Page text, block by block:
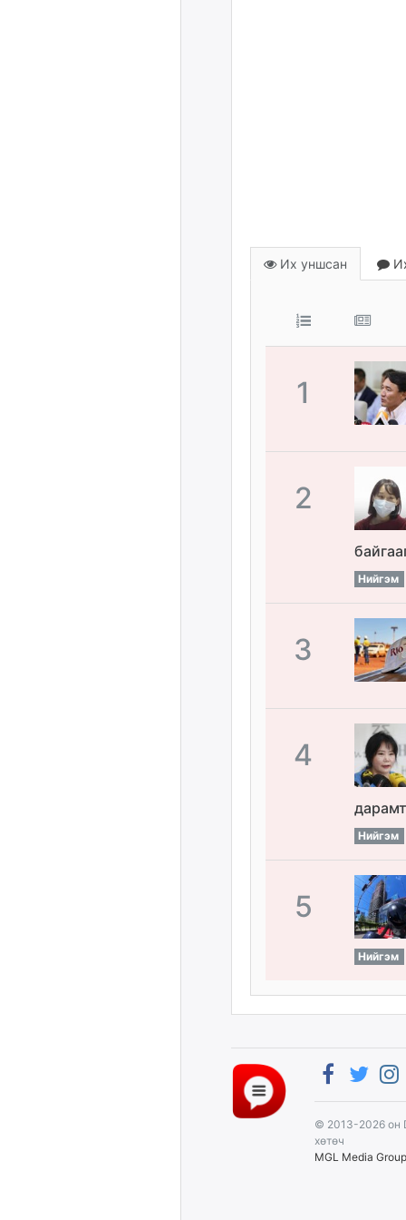
Их уншсан
1
2
Нийгэм
3
4
Нийгэм
5
Нийгэм
© 2013-2026 он
хөтөч
MGL Media Group